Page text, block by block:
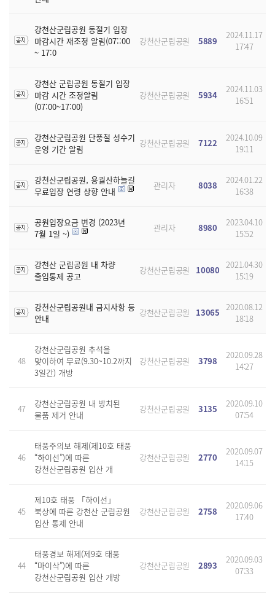
강천산군립공원 동절기 입장
마감시간 재조정 알림(07::00
~ 17:0
강천산군립공원 5889
2024.11.17
17:47
강천산 군립공원 동절기 입장
마감 시간 조정알림
(07:00~17:00)
강천산군립공원 5934
2024.11.03
16:51
강천산군립공원 단풍철 성수기
운영 기간 알림
강천산군립공원 7122
2024.10.09
19:11
강천산군립공원, 용궐산하늘길
무료입장 연령 상향 안내
관리자 8038
2024.01.22
16:38
공원입장요금 변경 (2023년
7월 1일 ~)
관리자 8980
2023.04.10
15:52
강천산 군립공원 내 차량
출입통제 공고
강천산군립공원 10080
2021.04.30
15:19
강천산군립공원내 금지사항 등
안내
강천산군립공원 13065
2020.08.12
18:18
48
강천산군립공원 추석을
맞이하여 무료(9.30~10.2까지
3일간) 개방
강천산군립공원 3798
2020.09.28
14:27
47
강천산군립공원 내 방치된
물품 제거 안내
강천산군립공원 3135
2020.09.10
07:54
46
태풍주의보 해제(제10호 태풍
“하이선”)에 따른
강천산군립공원 입산 개
강천산군립공원 2770
2020.09.07
14:15
45
제10호 태풍 「하이선」
북상에 따른 강천산 군립공원
입산 통제 안내
강천산군립공원 2758
2020.09.06
17:40
44
태풍경보 해제(제9호 태풍
“마이삭”)에 따른
강천산군립공원 입산 개방
강천산군립공원 2893
2020.09.03
07:33